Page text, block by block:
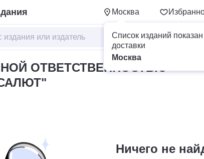
Москва
Список изданий
доставки
Москва
ОТВЕТСТВЕННОСТЬЮ
Ничего не